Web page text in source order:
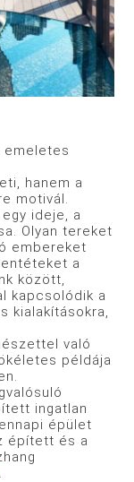
emeletes
hanem a
motivál.
ideje, a
Olyan tereket
embereket
a
között,
kapcsolódik a
kialakításokra,
való
példája
ingatlan
épület
épített és a
.